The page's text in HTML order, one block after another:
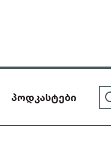
პოდკასტები